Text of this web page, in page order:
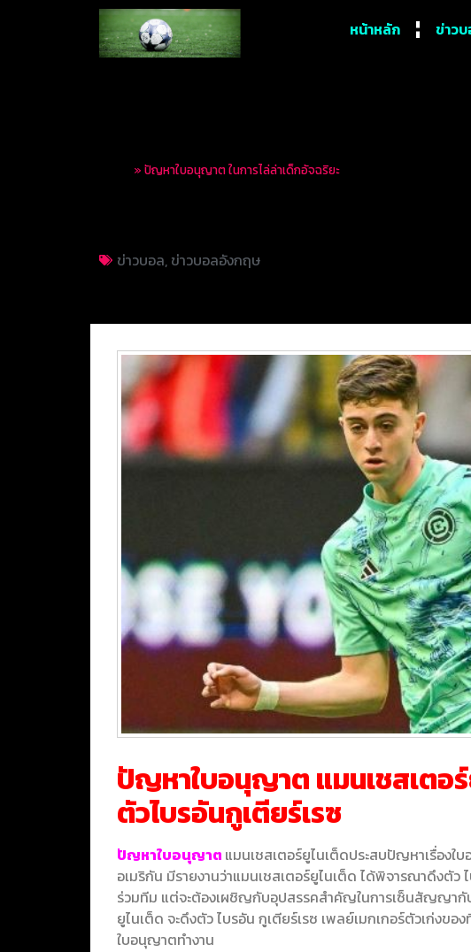
หน้าหลัก ข่าว
» ปัญหาใบอนุญาต ในการไล่ล่าเด็กอัจฉริยะ
ข่าวบอล, ข่าวบอลอังกฤษ
ปัญหาใบอนุญาต แมนเชสเตอ
ตัวไบรอันกูเตียร์เรซ
ปัญหาใบอนุญาต แมนเชสเตอร์ยูไนเต็ดประสบปัญหาเรื่องใ
อเมริกัน มีรายงานว่าแมนเชสเตอร์ยูไนเต็ด ได้พิจารณาดึงตัว
ร่วมทีม แต่จะต้องเผชิญกับอุปสรรคสำคัญในการเซ็นสัญญากั
ยูไนเต็ด จะดึงตัว ไบรอัน กูเตียร์เรซ เพลย์เมกเกอร์ตัวเก่งข
ใบอนุญาตทำงาน